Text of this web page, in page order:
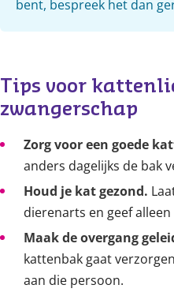
bent, bespreek het dan
Tips voor
zwangerschap
Zorg voor een goede
anders dagelijks de bak
Houd je kat gezond.
dierenarts en geef
Maak de overgang
kattenbak gaat
aan die persoon.